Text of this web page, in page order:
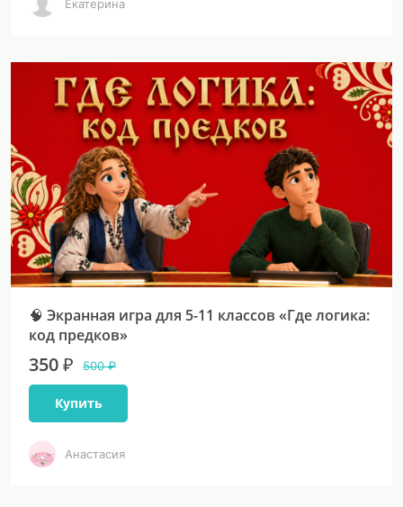
Екатерина
🧠 Экранная игра для 5-11 классов «Где логика:
код предков»
350 ₽ 500 ₽
Купить
Анастасия